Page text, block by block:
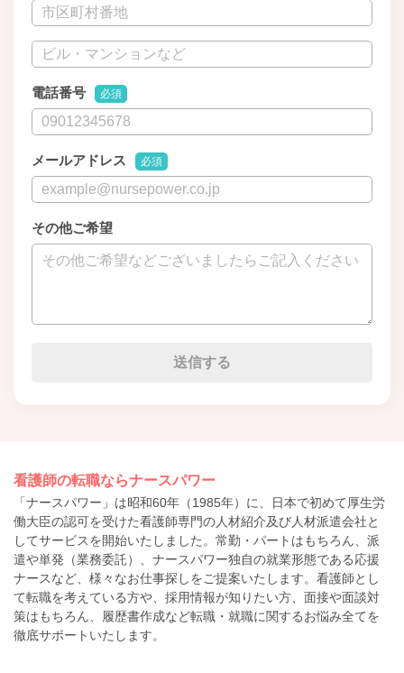
電話番号 必須
メールアドレス 必須
その他ご希望
看護師の転職ならナースパワー
「ナースパワー」は昭和60年（1985年）に、日本で初めて厚生労
働大臣の認可を受けた看護師専門の人材紹介及び人材派遣会社と
してサービスを開始いたしました。常勤・パートはもちろん、派
遣や単発（業務委託）、ナースパワー独自の就業形態である応援
ナースなど、様々なお仕事探しをご提案いたします。看護師とし
て転職を考えている方や、採用情報が知りたい方、面接や面談対
策はもちろん、履歴書作成など転職・就職に関するお悩み全てを
徹底サポートいたします。